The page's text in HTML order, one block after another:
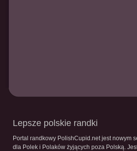
Lepsze polskie randki
Portal randkowy PolishCupid.net jest nowym
dla Polek i Polaków żyjących poza Polską.